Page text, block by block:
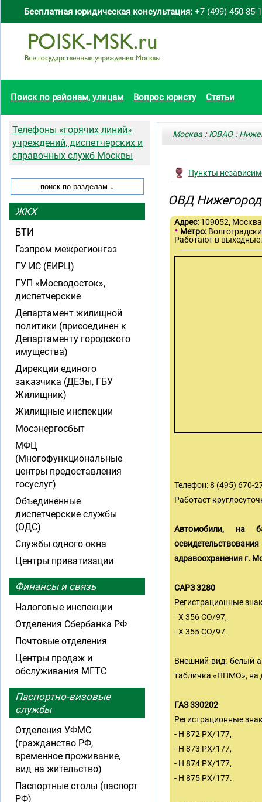
Бесплатная юридическая консультация: +7 (499) 450-85-
Поиск по районам, улицам Вопрос юристу Статьи
Москва :ЮВАО:
Пункты
ОВД
Адрес: 109052,
• Метро:
Работают в
Телефон: 8 (495) 670-
Работает
Автомобили, на
здравоохранения г.
САРЗ 3280
Регистрационные
- Х 356 СО/97,
- Х 355 СО/97.
Внешний вид: белый
табличка «ППМО», на
ГАЗ 330202
Регистрационные
- Н 872 РХ/177,
- Н 873 РХ/177,
- Н 874 РХ/177,
- Н 875 РХ/177.
Телефоны «горячих линий»
учреждений, диспетчерских и
справочных служб Москвы
ЖКХ
БТИ
Газпром межрегионгаз
ГУ ИС (ЕИРЦ)
ГУП «Мосводосток»,
диспетчерские
Департамент жилищной
политики (присоединен к
Департаменту городского
имущества)
Дирекции единого
заказчика (ДЕЗы, ГБУ
Жилищник)
Жилищные инспекции
Мосэнергосбыт
МФЦ
(Многофункциональные
центры предоставления
госуслуг)
Объединенные
диспетчерские службы
(ОДС)
Службы одного окна
Центры приватизации
Финансы и связь
Налоговые инспекции
Отделения Сбербанка РФ
Почтовые отделения
Центры продаж и
обслуживания МГТС
Паспортно-визовые
службы
Отделения УФМС
(гражданство РФ,
временное проживание,
вид на жительство)
Паспортные столы (паспорт
РФ)